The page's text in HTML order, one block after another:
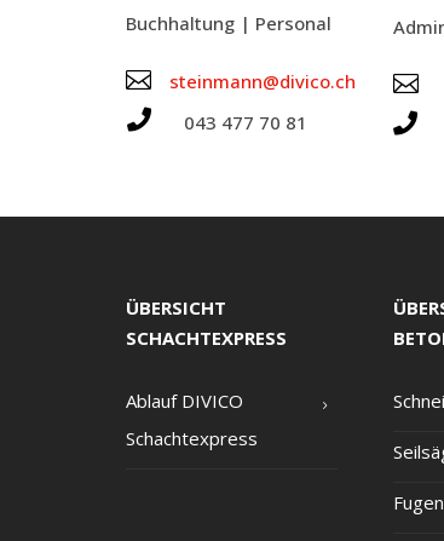
Buch­hal­tung | Personal
 steinmann@divico.ch
 043 477 70 81


ÜBERSICHT
SCHACHTEXPRESS
Ablauf DIVICO
Schachtexpress